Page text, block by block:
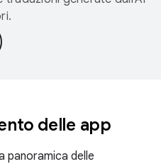
delle app
panoramica delle